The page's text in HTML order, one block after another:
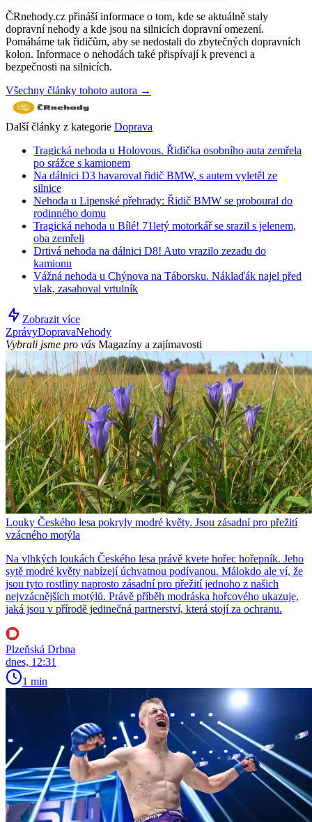
ČRnehody.cz přináší informace o tom, kde se aktuálně staly
dopravní nehody a kde jsou na silnicích dopravní omezení.
Pomáháme tak řidičům, aby se nedostali do zbytečných dopravních
kolon. Informace o nehodách také přispívají k prevenci a
bezpečnosti na silnicích.
Všechny články tohoto autora →
Další články z kategorie Doprava
Tragická nehoda u Holovous. Řidička osobního auta zemřela
po srážce s kamionem
Na dálnici D3 havaroval řidič BMW, s autem vyletěl ze
silnice
Nehoda u Lipenské přehrady: Řidič BMW se proboural do
rodinného domu
Tragická nehoda u Bílé! 71letý motorkář se srazil s jelenem,
oba zemřeli
Drtivá nehoda na dálnici D8! Auto vrazilo zezadu do
kamionu
Vážná nehoda u Chýnova na Táborsku. Náklaďák najel před
vlak, zasahoval vrtulník
Zobrazit více
ZprávyDopravaNehody
Vybrali jsme pro vás Magazíny a zajímavosti
Louky Českého lesa pokryly modré květy. Jsou zásadní pro přežití
vzácného motýla
Na vlhkých loukách Českého lesa právě kvete hořec hořepník. Jeho
sytě modré květy nabízejí úchvatnou podívanou. Málokdo ale ví, že
jsou tyto rostliny naprosto zásadní pro přežití jednoho z našich
nejvzácnějších motýlů. Právě příběh modráska hořcového ukazuje,
jaká jsou v přírodě jedinečná partnerství, která stojí za ochranu.
Plzeňská Drbna
dnes, 12:31
1 min